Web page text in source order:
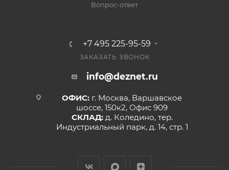
Вопрос-ответ
+7 495 225-95-59
ЗАКАЗАТЬ ЗВОНОК
info@deznet.ru
ОФИС: г. Москва, Варшавское
шоссе, 150к2, Офис 909
СКЛАД: д. Коледино, тер.
Индустриальный парк, д. 14, стр. 1